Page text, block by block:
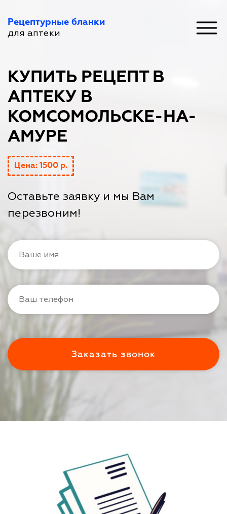
Рецептурные бланки
для аптеки
КУПИТЬ РЕЦЕПТ В
АПТЕКУ В
КОМСОМОЛЬСКЕ-НА-
АМУРЕ
Цена: 1500 р.
Оставьте заявку и мы Вам
перезвоним!